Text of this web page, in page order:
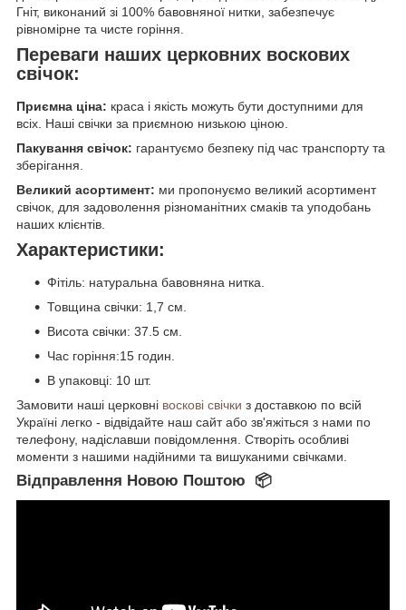
Гніт, виконаний зі 100% бавовняної нитки, забезпечує
рівномірне та чисте горіння.
Переваги наших церковних воскових
свічок:
Приємна ціна: краса і якість можуть бути доступними для
всіх. Наші свічки за приємною низькою ціною.
Пакування свічок: гарантуємо безпеку під час транспорту та
зберігання.
Великий асортимент: ми пропонуємо великий асортимент
свічок, для задоволення різноманітних смаків та уподобань
наших клієнтів.
Характеристики:
Фітіль: натуральна бавовняна нитка.
Товщина свічки: 1,7 см.
Висота свічки: 37.5 см.
Час горіння:15 годин.
В упаковці: 10 шт.
Замовити наші церковні воскові свічки з доставкою по всій
Україні легко - відвідайте наш сайт або зв'яжіться з нами по
телефону, надіславши повідомлення. Створіть особливі
моменти з нашими надійними та вишуканими свічками.
Відправлення Новою Поштою 📦